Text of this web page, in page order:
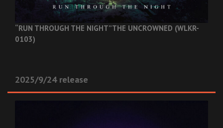
“RUN THROUGH THE NIGHT”THE UNCROWNED (WLKR-
0103)
2025/9/24 release